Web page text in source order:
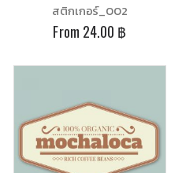
สติกเกอร์_002
From 24.00 ฿
out of 5
From 300.00฿
นามบัตร-4สีหน้าหลัง-077
0out of 5
From3.00฿